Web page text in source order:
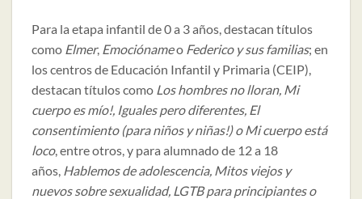
Para la etapa infantil de 0 a 3 años, destacan títulos
como Elmer, Emociónameo Federico y sus familias; en
los centros de Educación Infantil y Primaria (CEIP),
destacan títulos como Los hombres no lloran, Mi
cuerpo es mío!, Iguales pero diferentes, El
consentimiento (para niños y niñas!) o Mi cuerpo está
loco, entre otros, y para alumnado de 12 a 18
años, Hablemos de adolescencia, Mitos viejos y
nuevos sobre sexualidad, LGTB para principiantes o